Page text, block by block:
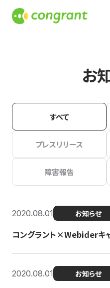
お
すべて
プレスリリース
障害報告
2020.08.01 お知らせ
コングラント×Webiderキ
2020.08.01 お知らせ